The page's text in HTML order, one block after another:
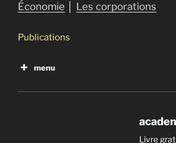
Économie Les corporations
Publications
menu
Livre